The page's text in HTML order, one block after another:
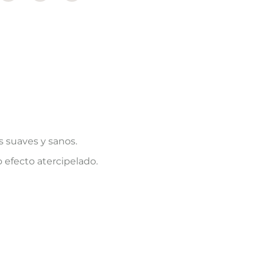
y sanos.
efecto atercipelado.